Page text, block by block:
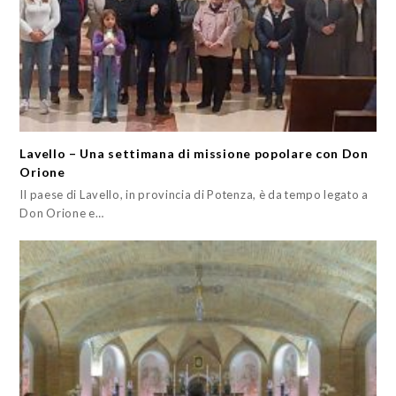
Lavello – Una settimana di missione popolare con Don
Orione
Il paese di Lavello, in provincia di Potenza, è da tempo legato a
Don Orione e…